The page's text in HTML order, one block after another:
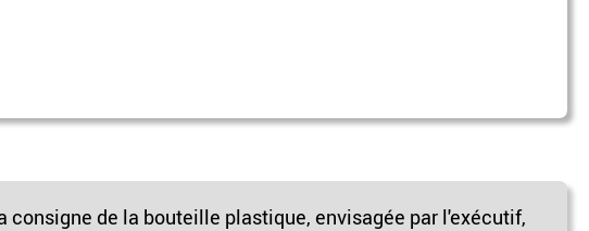
consigne de la bouteille plastique, envisagée par l'exécutif,